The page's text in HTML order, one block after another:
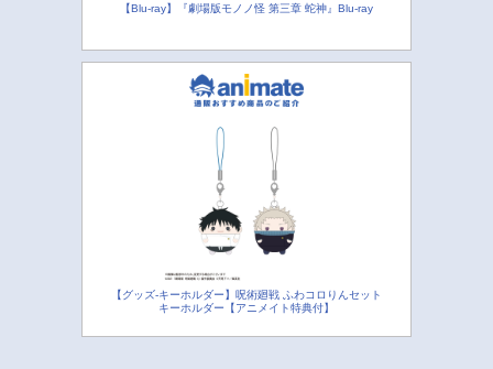
【Blu-ray】『劇場版モノノ怪 第三章 蛇神』Blu-ray
【グッズ-キーホルダー】呪術廻戦 ふわコロりんセット
キーホルダー【アニメイト特典付】